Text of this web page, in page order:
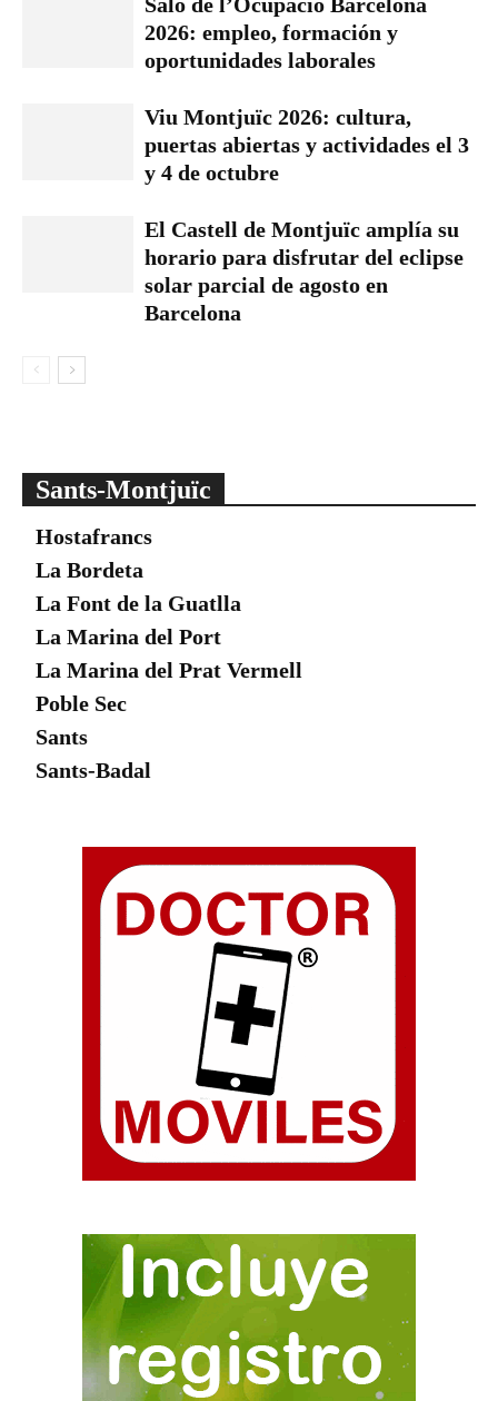
Saló de l’Ocupació Barcelona
2026: empleo, formación y
oportunidades laborales
Viu Montjuïc 2026: cultura,
puertas abiertas y actividades el 3
y 4 de octubre
El Castell de Montjuïc amplía su
horario para disfrutar del eclipse
solar parcial de agosto en
Barcelona
Sants-Montjuïc
Hostafrancs
La Bordeta
La Font de la Guatlla
La Marina del Port
La Marina del Prat Vermell
Poble Sec
Sants
Sants-Badal